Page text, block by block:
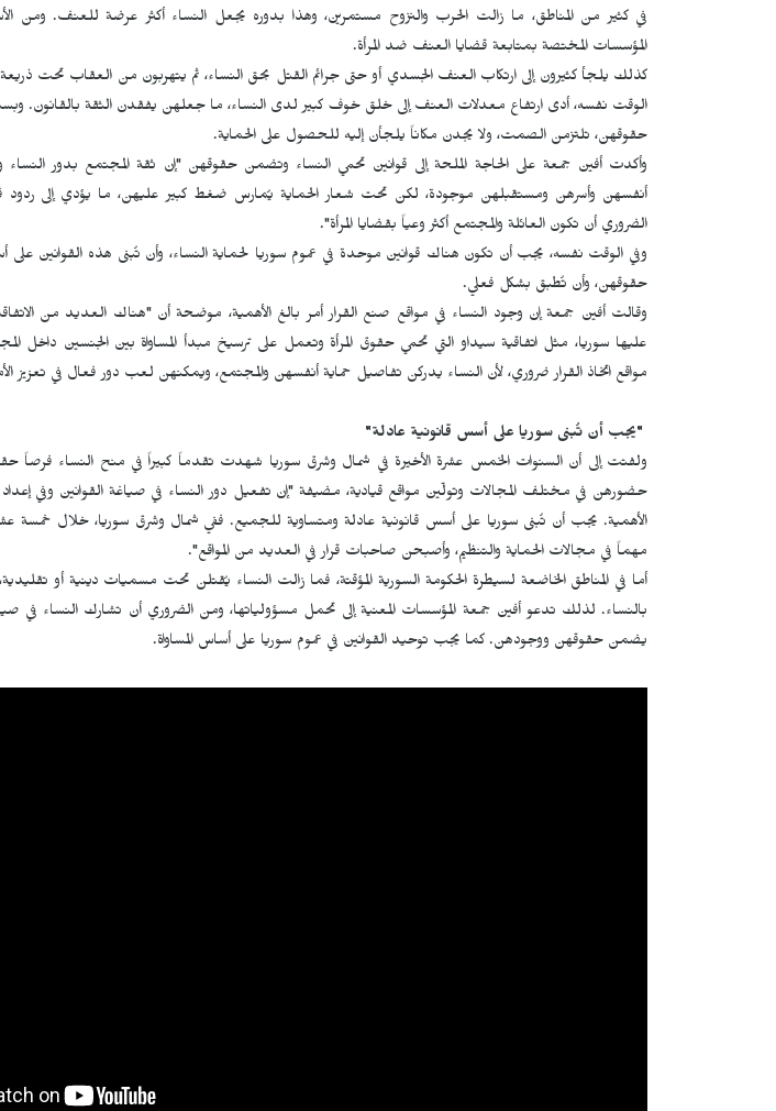
في كثير من المناطق، ما زالت الحرب والنزوح مستمرين، وهذا بدوره يجعل النساء أكثر عرضة للعنف. ومن
المؤسسات المختصة بمتابعة قضايا العنف ضد المرأة.
كذلك يلجأ كثيرون إلى ارتكاب العنف الجسدي أو حتى جرائم القتل بحق النساء، ثم يتهربون من العقاب تحت
الوقت نفسه، أدى ارتفاع معدلات العنف إلى خلق خوف كبير لدى النساء، ما جعلهن يفقدن الثقة بالقانون.
حقوقهن، تلتزمن الصمت، ولا يجدن مكاناً يلجأن إليه للحصول على الحماية.
وأكدت أفين جمعة على الحاجة الملحة إلى قوانين تحمي النساء وتضمن حقوقهن "إن ثقة المجتمع بدور النساء
أنفسهن وأسرهن ومستقبلهن موجودة، لكن تحت شعار الحماية يُمارس ضغط كبير عليهن، ما يؤدي إلى
الضروري أن تكون العائلة والمجتمع أكثر وعياً بقضايا المرأة".
وفي الوقت نفسه، يجب أن تكون هناك قوانين موحدة في عموم سوريا لحماية النساء، وأن تُبنى هذه القوانين على
حقوقهن، وأن تُطبق بشكل فعلي.
وقالت أفين جمعة إن وجود النساء في مواقع صنع القرار أمر بالغ الأهمية، موضحة أن "هناك العديد من
عليها سوريا، مثل اتفاقية سيداو التي تحمي حقوق المرأة وتعمل على ترسيخ مبدأ المساواة بين الجنسين داخل
مواقع اتخاذ القرار ضروري، لأن النساء يدركن تفاصيل حماية أنفسهن والمجتمع، ويمكنهن لعب دور فعال في تعزيز
"يجب أن تُبنى سوريا على أسس قانونية عادلة"
ولفتت إلى أن السنوات الخمس عشرة الأخيرة في شمال وشرق سوريا شهدت تقدماً كبيراً في منح النساء فرصاً
حضورهن في مختلف المجالات وتولّين مواقع قيادية، مضيفة "إن تفعيل دور النساء في صياغة القوانين وفي إعداد
الأهمية. يجب أن تُبنى سوريا على أسس قانونية عادلة ومتساوية للجميع. ففي شمال وشرق سوريا، خلال خمسة
مهماً في مجالات الحماية والتنظيم، وأصبحن صاحبات قرار في العديد من المواقع".
أما في المناطق الخاضعة لسيطرة الحكومة السورية المؤقتة، فما زالت النساء يُقتلن تحت مسميات دينية أو
بالنساء. لذلك تدعو أفين جمعة المؤسسات المعنية إلى تحمل مسؤولياتها، ومن الضروري أن تشارك النساء في
يضمن حقوقهن ووجودهن. كما يجب توحيد القوانين في عموم سوريا على أساس المساواة.